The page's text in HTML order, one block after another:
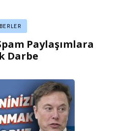
Paylaşımlara
Darbe